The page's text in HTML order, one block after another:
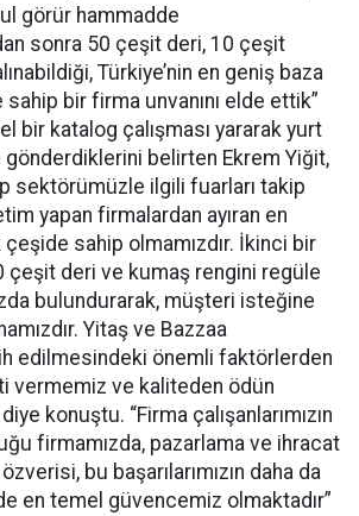
görür hammadde
sonra 50 çeşit deri, 10 çeşit
Türkiye’nin en geniş baza
bir firma unvanını elde ettik”
bir katalog çalışması yararak yurt
gönderdiklerini belirten Ekrem Yiğit,
sektörümüzle ilgili fuarları takip
yapan firmalardan ayıran en
sahip olmamızdır. İkinci bir
çeşit deri ve kumaş rengini regüle
bulundurarak, müşteri isteğine
Yitaş ve Bazzaa
edilmesindeki önemli faktörlerden
vermemiz ve kaliteden ödün
konuştu. “Firma çalışanlarımızın
firmamızda, pazarlama ve ihracat
bu başarılarımızın daha da
en temel güvencemiz olmaktadır”